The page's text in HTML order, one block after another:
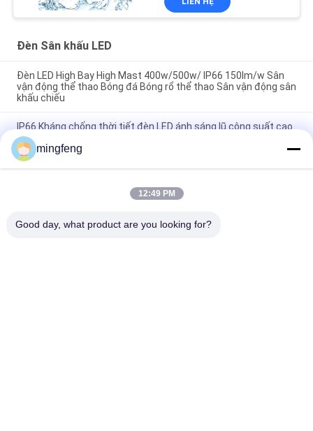
Đèn Sân khấu LED
Đèn LED High Bay High Mast 400w/500w/ IP66 150lm/w Sân
vận động thể thao Bóng đá Bóng rổ thể thao Sân vận động sân
khấu chiếu
IP66 Kháng chống thời tiết đèn LED ánh sáng lũ công suất cao
400W-1800W Đối với các công trình xây dựng Đường cầu Cảng
bến tàu biển
đậu xe đường cao tốc cảng biển
Danh mục phổ biến
mingfeng
12:49 PM
Good day, what product are you looking for?